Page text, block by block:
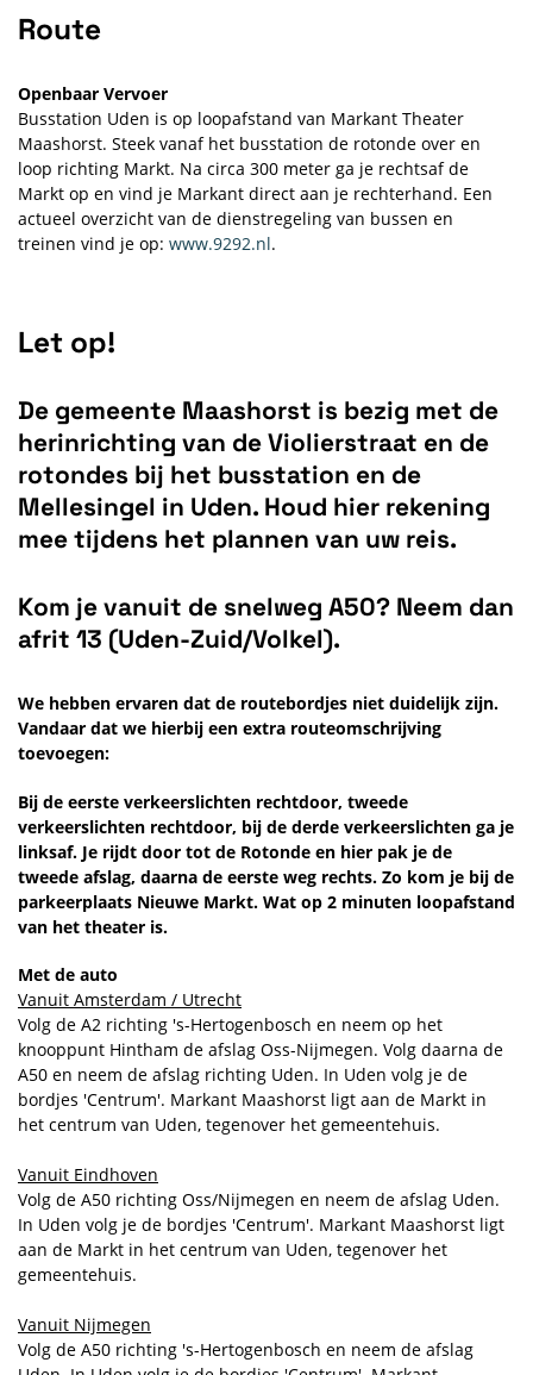
Route
Openbaar Vervoer
Busstation Uden is op loopafstand van Markant Theater
Maashorst. Steek vanaf het busstation de rotonde over en
loop richting Markt. Na circa 300 meter ga je rechtsaf de
Markt op en vind je Markant direct aan je rechterhand. Een
actueel overzicht van de dienstregeling van bussen en
treinen vind je op: www.9292.nl.
Let op!
De gemeente Maashorst is bezig met de
herinrichting van de Violierstraat en de
rotondes bij het busstation en de
Mellesingel in Uden. Houd hier rekening
mee tijdens het plannen van uw reis.
Kom je vanuit de snelweg A50? Neem dan
afrit 13 (Uden-Zuid/Volkel).
We hebben ervaren dat de routebordjes niet duidelijk zijn.
Vandaar dat we hierbij een extra routeomschrijving
toevoegen:
Bij de eerste verkeerslichten rechtdoor, tweede
verkeerslichten rechtdoor, bij de derde verkeerslichten ga je
linksaf. Je rijdt door tot de Rotonde en hier pak je de
tweede afslag, daarna de eerste weg rechts. Zo kom je bij de
parkeerplaats Nieuwe Markt. Wat op 2 minuten loopafstand
van het theater is.
Met de auto
Vanuit Amsterdam / Utrecht
Volg de A2 richting 's-Hertogenbosch en neem op het
knooppunt Hintham de afslag Oss-Nijmegen. Volg daarna de
A50 en neem de afslag richting Uden. In Uden volg je de
bordjes 'Centrum'. Markant Maashorst ligt aan de Markt in
het centrum van Uden, tegenover het gemeentehuis.
Vanuit Eindhoven
Volg de A50 richting Oss/Nijmegen en neem de afslag Uden.
In Uden volg je de bordjes 'Centrum'. Markant Maashorst ligt
aan de Markt in het centrum van Uden, tegenover het
gemeentehuis.
Vanuit Nijmegen
Volg de A50 richting 's-Hertogenbosch en neem de afslag